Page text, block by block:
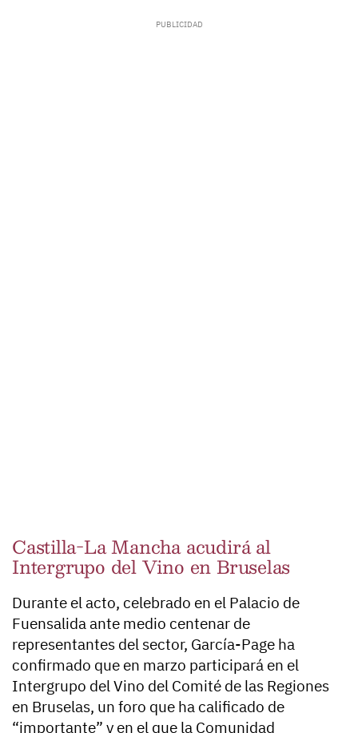
Castilla-La Mancha acudirá al
Intergrupo del Vino en Bruselas
Durante el acto, celebrado en el Palacio de
Fuensalida ante medio centenar de
representantes del sector, García-Page ha
confirmado que en marzo participará en el
Intergrupo del Vino del Comité de las Regiones
en Bruselas, un foro que ha calificado de
“importante” y en el que la Comunidad